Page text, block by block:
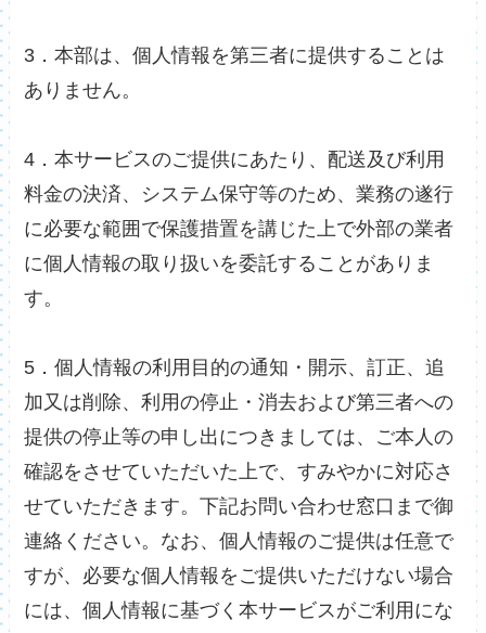
3．本部は、個人情報を第三者に提供することは
ありません。
4．本サービスのご提供にあたり、配送及び利用
料金の決済、システム保守等のため、業務の遂行
に必要な範囲で保護措置を講じた上で外部の業者
に個人情報の取り扱いを委託することがありま
す。
5．個人情報の利用目的の通知・開示、訂正、追
加又は削除、利用の停止・消去および第三者への
提供の停止等の申し出につきましては、ご本人の
確認をさせていただいた上で、すみやかに対応さ
せていただきます。下記お問い合わせ窓口まで御
連絡ください。なお、個人情報のご提供は任意で
すが、必要な個人情報をご提供いただけない場合
には、個人情報に基づく本サービスがご利用にな